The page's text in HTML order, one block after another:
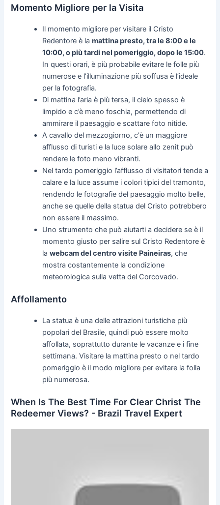
Momento Migliore per la Visita
Il momento migliore per visitare il Cristo
Redentore è lamattina presto, tra le 8:00 e le
10:00, o più tardi nel pomeriggio, dopo le 15:00.
In questi orari, è più probabile evitare le folle più
numerose e l’illuminazione più soffusa è l’ideale
per la fotografia.
Di mattina l’aria è più tersa, il cielo spesso è
limpido e c’è meno foschia, permettendo di
ammirare il paesaggio e scattare foto nitide.
A cavallo del mezzogiorno, c'è un maggiore
afflusso di turisti e la luce solare allo zenit può
rendere le foto meno vibranti.
Nel tardo pomeriggio l’afflusso di visitatori tende a
calare e la luce assume i colori tipici del tramonto,
rendendo le fotografie del paesaggio molto belle,
anche se quelle della statua del Cristo potrebbero
non essere il massimo.
Uno strumento che può aiutarti a decidere se è il
momento giusto per salire sul Cristo Redentore è
lawebcam del centro visite Paineiras, che
mostra costantemente la condizione
meteorologica sulla vetta del Corcovado.
Affollamento
La statua è una delle attrazioni turistiche più
popolari del Brasile, quindi può essere molto
affollata, soprattutto durante le vacanze e i fine
settimana. Visitare la mattina presto o nel tardo
pomeriggio è il modo migliore per evitare la folla
più numerosa.
When Is The Best Time For Clear Christ The
Redeemer Views? - Brazil Travel Expert